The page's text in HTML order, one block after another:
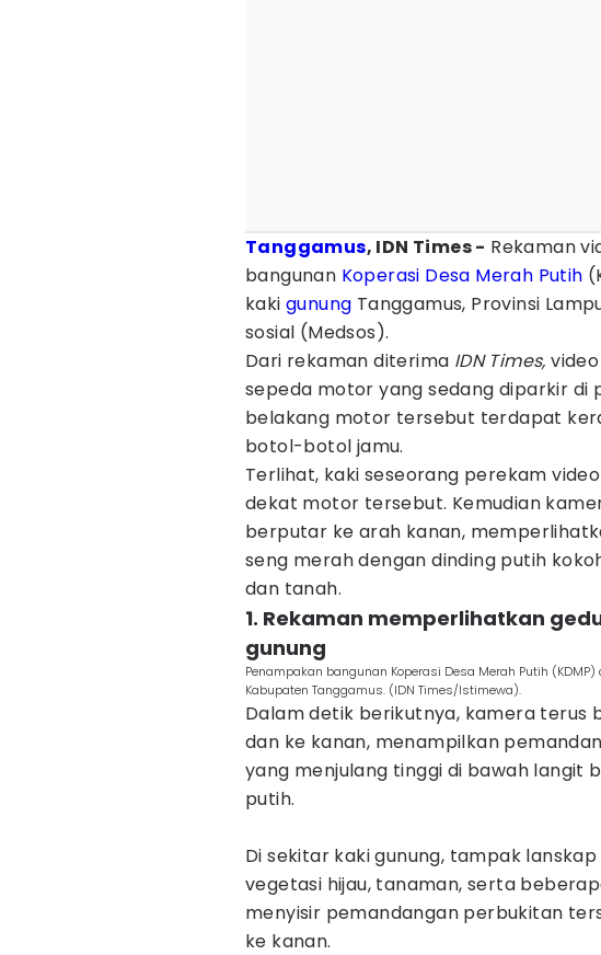
Tanggamus, IDN Times - Rekaman
bangunan Koperasi Desa Merah Putih
kaki gunung Tanggamus, Provinsi
sosial (Medsos).
Dari rekaman diterima IDN Times,
sepeda motor yang sedang diparkir di
belakang motor tersebut terdapat
botol-botol jamu.
Terlihat, kaki seseorang perekam
dekat motor tersebut. Kemudian
berputar ke arah kanan,
seng merah dengan dinding putih
dan tanah.
1. Rekaman memperlihatkan
gunung
Penampakan bangunan Koperasi Desa Merah Putih
Kabupaten Tanggamus. (IDN Times/Istimewa).
Dalam detik berikutnya, kamera terus
dan ke kanan, menampilkan
yang menjulang tinggi di bawah langit
putih.
Di sekitar kaki gunung, tampak
vegetasi hijau, tanaman, serta
menyisir pemandangan perbukitan
ke kanan.